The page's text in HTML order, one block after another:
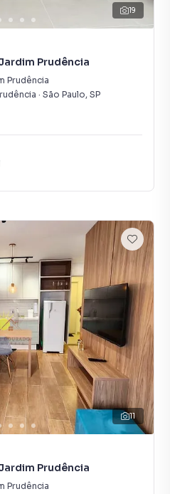
19
Prudência
Prudência
· São Paulo, SP
11
Prudência
Prudência